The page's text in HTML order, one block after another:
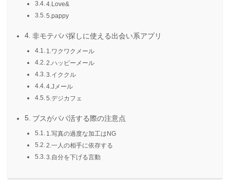
4.Love&
5.pappy
非モテパパ探しに使える出会い系アプリ
1.ワクワクメール
2.ハッピーメール
3.イククル
4.Jメール
5.デジカフェ
ブスがパパ活する際の注意点
1.写真の過度な加工はNG
2.一人の相手に依存する
3.自分を下げる言動